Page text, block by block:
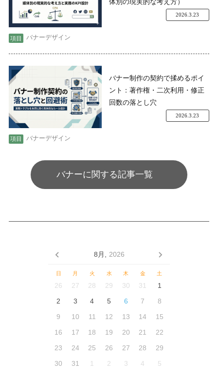
バナーデザイン
2026.3.23
バナー制作の契約で揉めるポイ
ント：著作権・二次利用・修正
回数の落とし穴
バナーデザイン
2026.3.23
バナーに関する記事一覧
8月, 2026
日 月 火 水 木 金 土
26 27 28 29 30 31
1
2
3 4 5 6 7
8
9
10 11 12 13 14
15
16
17 18 19 20 21
22
23
24 25 26 27 28
29
30
31 1 2 3 4 5